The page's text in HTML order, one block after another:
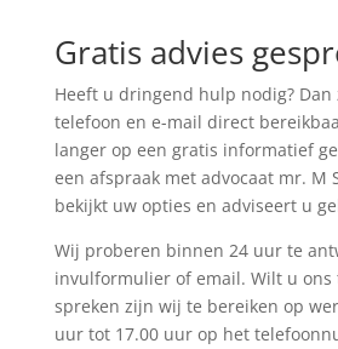
Gratis advies
Heeft u dringend hulp nodig? Dan
telefoon en e-mail direct
langer op een gratis informatief
een afspraak met advocaat mr. M
bekijkt uw opties en adviseert u
Wij proberen binnen 24 uur te
invulformulier of email. Wilt u ons
spreken zijn wij te bereiken op
uur tot 17.00 uur op het